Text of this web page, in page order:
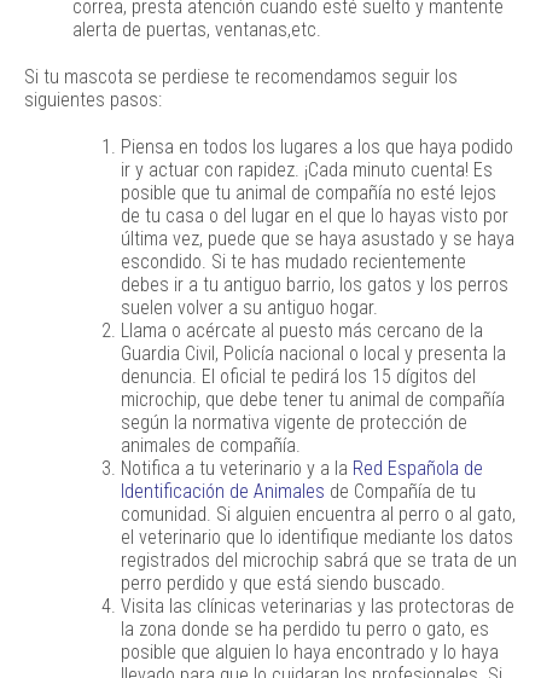
correa, presta atención cuando esté suelto y mantente
alerta de puertas, ventanas,etc.
Si tu mascota se perdiese te recomendamos seguir los
siguientes pasos:
Piensa en todos los lugares a los que haya podido
ir y actuar con rapidez. ¡Cada minuto cuenta! Es
posible que tu animal de compañía no esté lejos
de tu casa o del lugar en el que lo hayas visto por
última vez, puede que se haya asustado y se haya
escondido. Si te has mudado recientemente
debes ir a tu antiguo barrio, los gatos y los perros
suelen volver a su antiguo hogar.
Llama o acércate al puesto más cercano de la
Guardia Civil, Policía nacional o local y presenta la
denuncia. El oficial te pedirá los 15 dígitos del
microchip, que debe tener tu animal de compañía
según la normativa vigente de protección de
animales de compañía.
Notifica a tu veterinario y a la Red Española de
Identificación de Animales de Compañía de tu
comunidad. Si alguien encuentra al perro o al gato,
el veterinario que lo identifique mediante los datos
registrados del microchip sabrá que se trata de un
perro perdido y que está siendo buscado.
Visita las clínicas veterinarias y las protectoras de
la zona donde se ha perdido tu perro o gato, es
posible que alguien lo haya encontrado y lo haya